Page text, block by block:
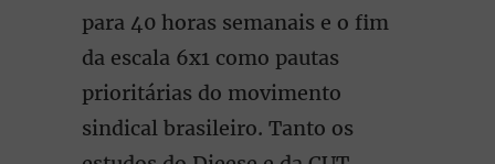
para 40 horas semanais e o fim
da escala 6x1 como pautas
prioritárias do movimento
sindical brasileiro. Tanto os